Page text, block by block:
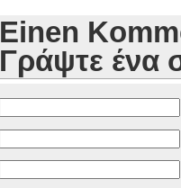
Einen
Γράψτε ένα